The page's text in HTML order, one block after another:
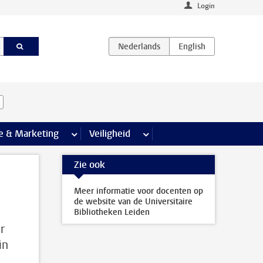
Login
& Marketing meer Communicatie & Marketing pagina’s
Veiligheid meer Veiligheid pagina’s
Zie ook
Meer informatie voor docenten op
de website van de Universitaire
Bibliotheken Leiden